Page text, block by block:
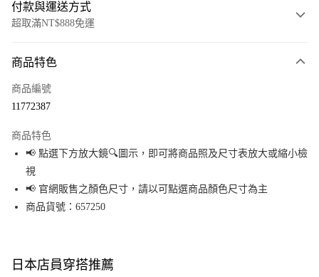
付款與運送方式
超取滿NT$888免運
信用卡一次付款
Apple Pay
街口支付
悠遊付
全盈+PAY
商品特色
商品編號
11772387
商品特色
📢 點選下方放大鏡🔍圖示，即可將商品照及尺寸表放大或縮小檢
視
📢 官網販售之顏色尺寸，請以可點選商品顏色尺寸為主
商品貨號：657250
日本店員穿搭推薦